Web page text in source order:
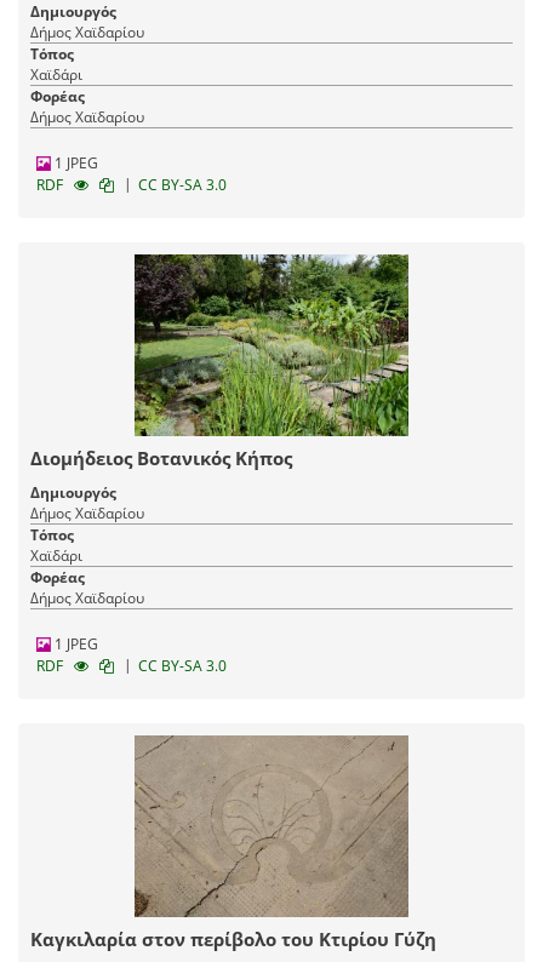
Δημιουργός
Δήμος Χαϊδαρίου
Τόπος
Χαϊδάρι
Φορέας
Δήμος Χαϊδαρίου
1 JPEG
RDF
| CC BY-SA 3.0
Διομήδειος Βοτανικός Κήπος
Δημιουργός
Δήμος Χαϊδαρίου
Τόπος
Χαϊδάρι
Φορέας
Δήμος Χαϊδαρίου
1 JPEG
RDF
| CC BY-SA 3.0
Καγκιλαρία στον περίβολο του Κτιρίου Γύζη